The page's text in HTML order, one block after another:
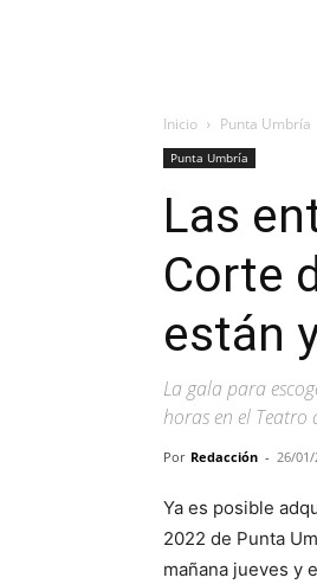
Inicio Punta Umbría
Punta Umbría
Las
Corte
están
La gala para
horas en el Teatro
Por Redacción - 26/01/
Ya es posible
2022 de Punta
mañana jueves y